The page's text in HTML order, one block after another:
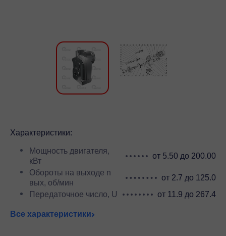
Характеристики:
Мощность двигателя,
кВт
от 5.50 до 200.00
Обороты на выходе n
вых, об/мин
от 2.7 до 125.0
Передаточное число, U
от 11.9 до 267.4
Все характеристики